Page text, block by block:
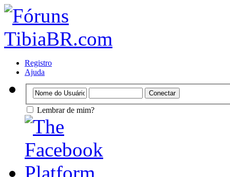
Registro
Ajuda
Lembrar de mim?